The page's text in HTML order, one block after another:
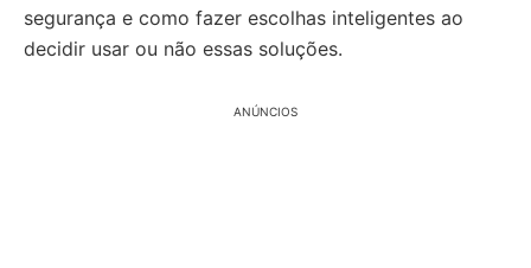
segurança e como fazer escolhas inteligentes ao
decidir usar ou não essas soluções.
ANÚNCIOS